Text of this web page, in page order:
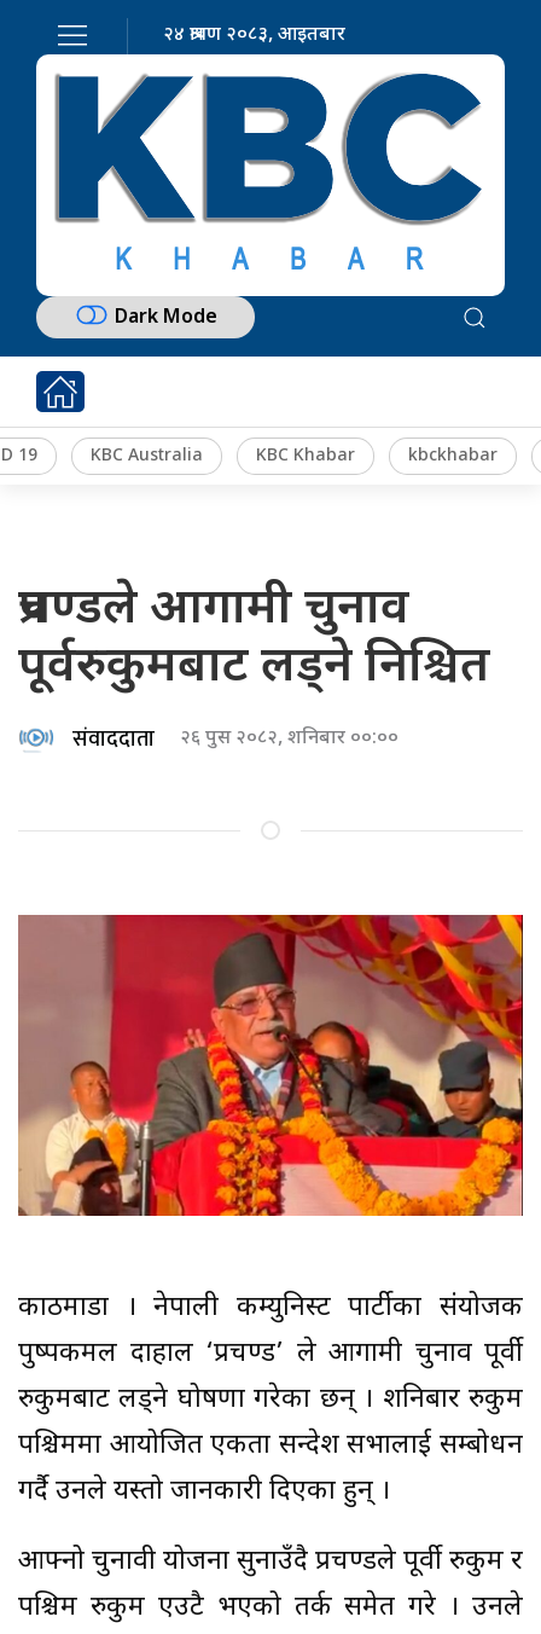
२४ श्रावण २०८३, आइतबार
Dark Mode
19 KBC Australia KBC Khabar kbckhabar
प्रचण्डले आगामी चुनाव
पूर्वरुकुमबाट लड्ने निश्चित
संवाददाता २६ पुस २०८२, शनिबार ००:००
काठमाडौँ । नेपाली कम्युनिस्ट पार्टीका संयोजक
पुष्पकमल दाहाल ‘प्रचण्ड’ ले आगामी चुनाव पूर्वी
रुकुमबाट लड्ने घोषणा गरेका छन् । शनिबार रुकुम
पश्चिममा आयोजित एकता सन्देश सभालाई सम्बोधन
गर्दै उनले यस्तो जानकारी दिएका हुन् ।
आफ्नो चुनावी योजना सुनाउँदै प्रचण्डले पूर्वी रुकुम र
पश्चिम रुकुम एउटै भएको तर्क समेत गरे । उनले